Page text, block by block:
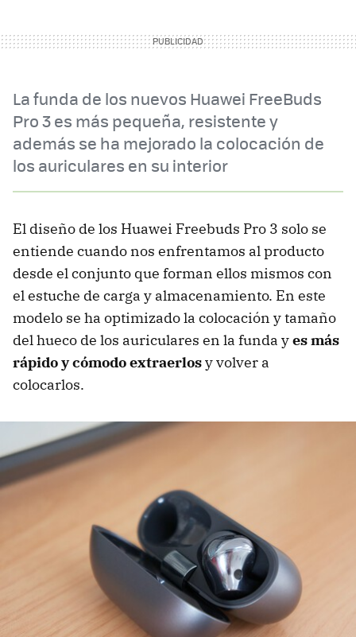
La funda de los nuevos Huawei FreeBuds
Pro 3 es más pequeña, resistente y
además se ha mejorado la colocación de
los auriculares en su interior
El diseño de los Huawei Freebuds Pro 3 solo se
entiende cuando nos enfrentamos al producto
desde el conjunto que forman ellos mismos con
el estuche de carga y almacenamiento. En este
modelo se ha optimizado la colocación y tamaño
del hueco de los auriculares en la funda yes más
rápido y cómodo extraerlosy volver a
colocarlos.